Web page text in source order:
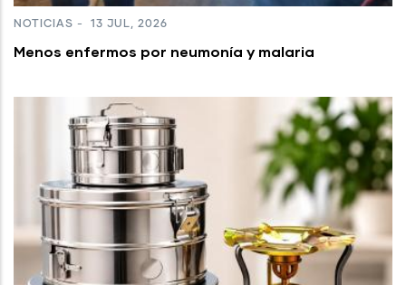
NOTICIAS - 13 JUL, 2026
Menos enfermos por neumonía y malaria